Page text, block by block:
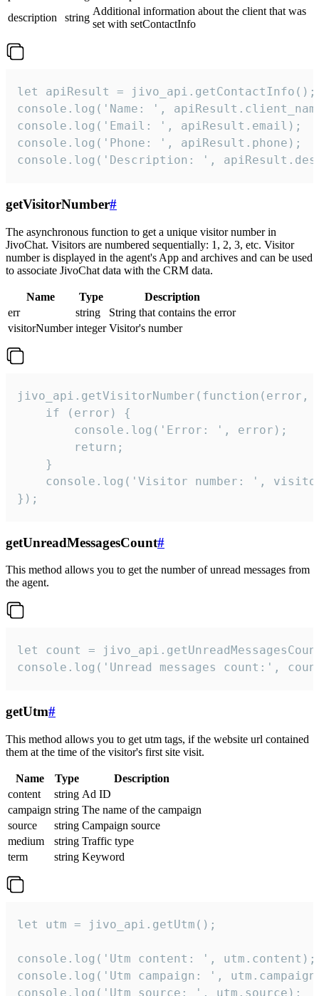
description
string
Additional information about the client that was
set with setContactInfo
let apiResult = jivo_api.getContactInfo();
console.log('Name: ',
console.log('Email: ', apiResult.email);
console.log('Phone: ', apiResult.phone);
console.log('Description: ',
getVisitorNumber#
The asynchronous function to get a unique visitor number in
JivoChat. Visitors are numbered sequentially: 1, 2, 3, etc. Visitor
number is displayed in the agent's App and archives and can be used
to associate JivoChat data with the CRM data.
Name Type
Description
err
string
String that contains the error
visitorNumber integer Visitor's number
jivo_api.getVisitorNumber(function(error,
    if (error) {
        console.log('Error: ', error);
        return;
    }
console.log('Visitor number: ',
});
getUnreadMessagesCount#
This method allows you to get the number of unread messages from
the agent.
let count =
console.log('Unread messages count:',
getUtm#
This method allows you to get utm tags, if the website url contained
them at the time of the visitor's first site visit.
Name Type
Description
content
string Ad ID
campaign string The name of the campaign
source
string Campaign source
medium
string Traffic type
term
string Keyword
let utm = jivo_api.getUtm();
console.log('Utm content: ', utm.content);
console.log('Utm campaign: ',
console.log('Utm source: ', utm.source);